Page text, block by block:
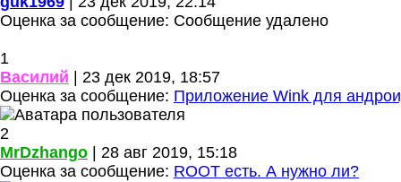
Оценка за сообщение: Сообщение удалено
1
Василий
| 23 дек 2019, 18:57
Оценка за сообщение: Приложение Wink для
2
MrDzhango
| 28 авг 2019, 15:18
Оценка за сообщение: ROOT есть. А нужно ли?